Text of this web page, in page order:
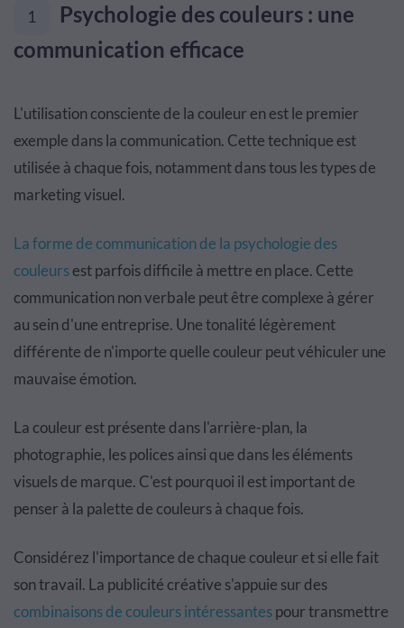
1
Psychologie des couleurs : une
communication efficace
L'utilisation consciente de la couleur en est le premier
exemple dans la communication. Cette technique est
utilisée à chaque fois, notamment dans tous les types de
marketing visuel.
La forme de communication de la psychologie des
couleursest parfois difficile à mettre en place. Cette
communication non verbale peut être complexe à gérer
au sein d'une entreprise. Une tonalité légèrement
différente de n'importe quelle couleur peut véhiculer une
mauvaise émotion.
La couleur est présente dans l'arrière-plan, la
photographie, les polices ainsi que dans les éléments
visuels de marque. C'est pourquoi il est important de
penser à la palette de couleurs à chaque fois.
Considérez l'importance de chaque couleur et si elle fait
son travail. La publicité créative s'appuie sur des
combinaisons de couleurs intéressantespour transmettre